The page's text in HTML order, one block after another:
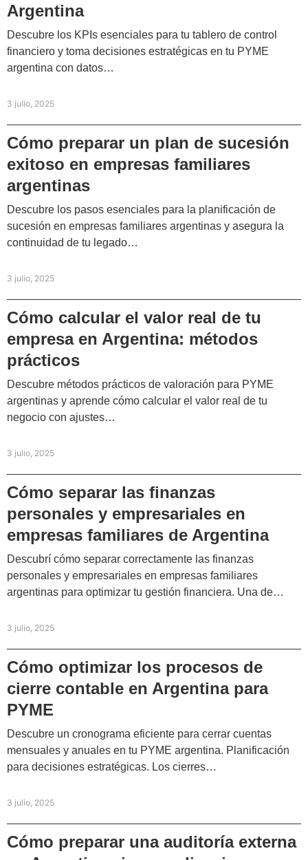
Argentina
Descubre los KPIs esenciales para tu tablero de control
financiero y toma decisiones estratégicas en tu PYME
argentina con datos…
3 julio, 2025
Cómo preparar un plan de sucesión
exitoso en empresas familiares
argentinas
Descubre los pasos esenciales para la planificación de
sucesión en empresas familiares argentinas y asegura la
continuidad de tu legado…
3 julio, 2025
Cómo calcular el valor real de tu
empresa en Argentina: métodos
prácticos
Descubre métodos prácticos de valoración para PYME
argentinas y aprende cómo calcular el valor real de tu
negocio con ajustes…
3 julio, 2025
Cómo separar las finanzas
personales y empresariales en
empresas familiares de Argentina
Descubrí cómo separar correctamente las finanzas
personales y empresariales en empresas familiares
argentinas para optimizar tu gestión financiera. Una de…
3 julio, 2025
Cómo optimizar los procesos de
cierre contable en Argentina para
PYME
Descubre un cronograma eficiente para cerrar cuentas
mensuales y anuales en tu PYME argentina. Planificación
para decisiones estratégicas. Los cierres…
3 julio, 2025
Cómo preparar una auditoría externa